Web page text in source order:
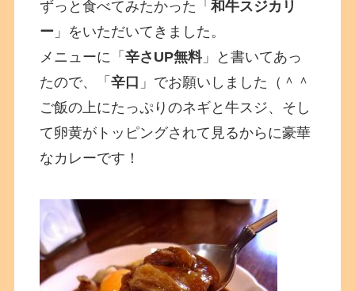
ずっと食べてみたかった「和牛スジカリ
ー 」をいただいてきました。
メニューに「辛さUP無料」と書いてあっ
たので、「辛口 」でお願いしました（＾＾
ご飯の上にたっぷりのネギと牛スジ、そし
て卵黄がトッピングされて見るからに豪華
なカレーです！